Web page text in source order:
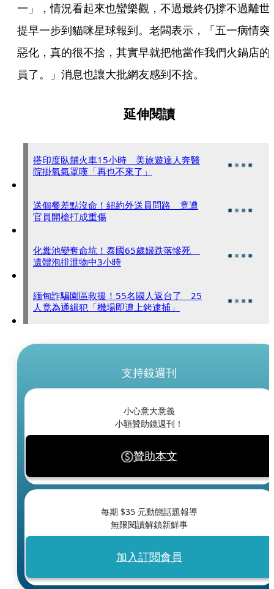
一」，情況看起來也蠻樂觀，不過最終仍撐不過離世
提早一步到貓咪星球報到。老闆表示，「五一病情突
惡化，真的很不捨，其實早就把牠當作我們火鍋店的
員了。」消息也讓大批網友感到不捨。
延伸閱讀
搭印度臥舖火車15小時 美旅遊達人奔醫
院掛氧氣罩嘆「再也不來了」
送個餐差點沒命！紐約外送員問路 竟遭
官員開槍打成重傷
化糞池變奪命坑！泰國65歲婦跌落慘死
遺體泡排泄物中3小時
緬甸詐騙園區救援！55名國人返台了 25
人竟為通緝犯「機場即遭上銬逮捕」
支持鏡週刊
小心意大意義
小額贊助鏡週刊！
贊助本文
每期 $35 元動態話題報導
無限閱讀解鎖新鮮事
加入訂閱會員